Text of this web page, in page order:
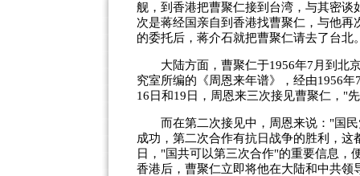
舰，到香港把曹聚仁接到台湾，与其密
次是蒋经国亲自到香港找曹聚仁，与他
的委托后，蒋介石就把曹聚仁请去了台
大陆方面，曹聚仁于1956年7月到北京
究室所编的《周恩来年谱》，经由1956
16日和19日，周恩来三次接见曹聚仁，"
而在第二次接见中，周恩来说："国民
成功，第二次合作有抗日战争的胜利，
日，"国共可以第三次合作"的重要信息，
香港后，曹聚仁立即将他在大陆和中共